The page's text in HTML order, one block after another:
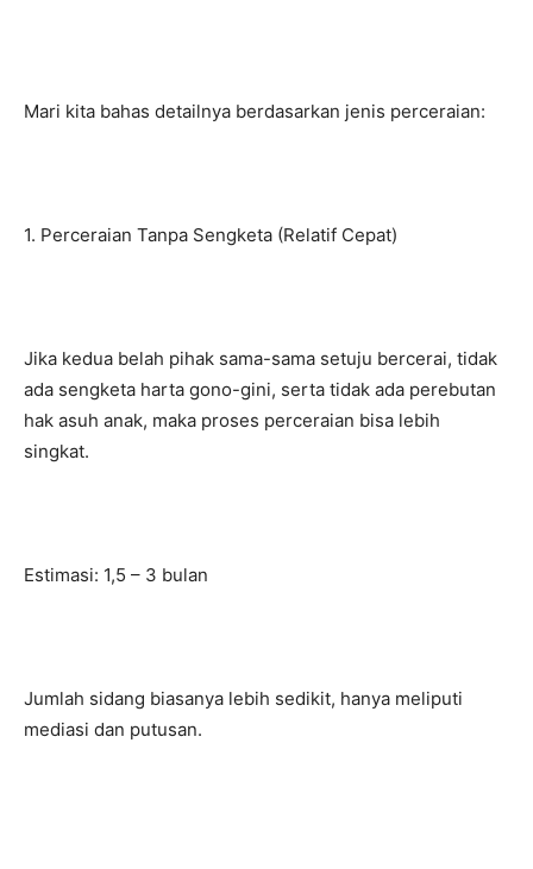
Mari kita bahas detailnya berdasarkan jenis perceraian:
1. Perceraian Tanpa Sengketa (Relatif Cepat)
Jika kedua belah pihak sama-sama setuju bercerai, tidak
ada sengketa harta gono-gini, serta tidak ada perebutan
hak asuh anak, maka proses perceraian bisa lebih
singkat.
Estimasi: 1,5 – 3 bulan
Jumlah sidang biasanya lebih sedikit, hanya meliputi
mediasi dan putusan.